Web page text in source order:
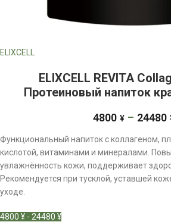
ELIXCELL
ELIXCELL REVITA
Протеиновый напиток
4800 ¥ – 24480
Функциональный напиток с коллагеном,
кислотой, витаминами и минералами.
увлажнённость кожи, поддерживает
Рекомендуется при тусклой, уставшей
уходе.
4800 ¥ - 24480 ¥